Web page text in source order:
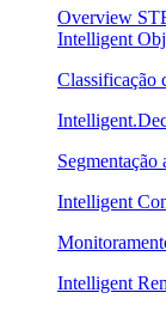
Overview
Intelligent
Classificação
Segmentação
Intelligent
Intelligent